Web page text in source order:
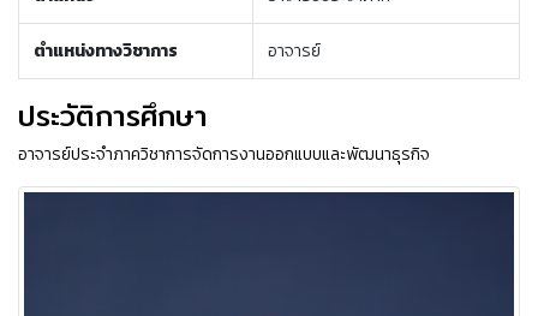
ตำแหน่งทางวิชาการ อาจารย์
ประวัติการศึกษา
อาจารย์ประจำภาควิชาการจัดการงานออกแบบและพัฒนาธุรกิจ